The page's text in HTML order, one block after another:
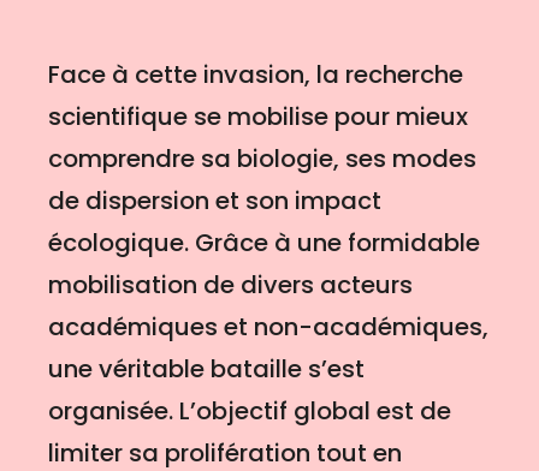
Face à cette invasion, la recherche
scientifique se mobilise pour mieux
comprendre sa biologie, ses modes
de dispersion et son impact
écologique. Grâce à une formidable
mobilisation de divers acteurs
académiques et non-académiques,
une véritable bataille s’est
organisée. L’objectif global est de
limiter sa prolifération tout en